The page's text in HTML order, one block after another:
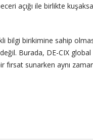
açığı ile birlikte
birikimine sahip
Burada, DE-CIX global
sunarken aynı